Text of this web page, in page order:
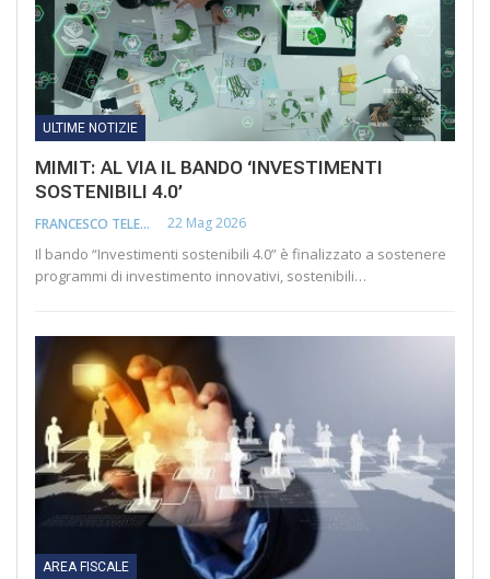
ULTIME NOTIZIE
MIMIT: AL VIA IL BANDO ‘INVESTIMENTI
SOSTENIBILI 4.0’
FRANCESCO TELESCA 22 Mag 2026
Il bando “Investimenti sostenibili 4.0” è finalizzato a sostenere
programmi di investimento innovativi, sostenibili…
AREA FISCALE